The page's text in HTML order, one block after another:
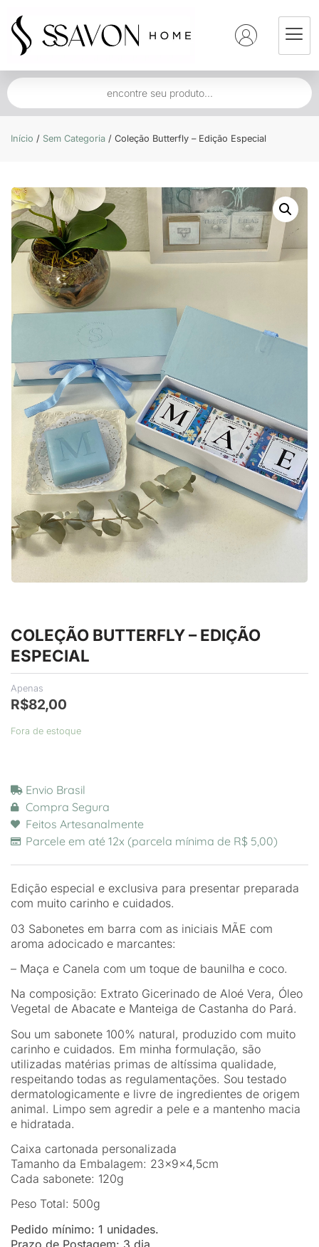
Início / Sem Categoria / Coleção Butterfly – Edição Especial
COLEÇÃO BUTTERFLY – EDIÇÃO
ESPECIAL
Apenas
R$82,00
Fora de estoque
Envio Brasil
Compra Segura
Feitos Artesanalmente
Parcele em até 12x (parcela mínima de R$ 5,00)
Edição especial e exclusiva para presentar preparada
com muito carinho e cuidados.
03 Sabonetes em barra com as iniciais MÃE com
aroma adocicado e marcantes:
– Maça e Canela com um toque de baunilha e coco.
Na composição: Extrato Gicerinado de Aloé Vera, Óleo
Vegetal de Abacate e Manteiga de Castanha do Pará.
Sou um sabonete 100% natural, produzido com muito
carinho e cuidados. Em minha formulação, são
utilizadas matérias primas de altíssima qualidade,
respeitando todas as regulamentações. Sou testado
dermatologicamente e livre de ingredientes de origem
animal. Limpo sem agredir a pele e a mantenho macia
e hidratada.
Caixa cartonada personalizada
Tamanho da Embalagem: 23x9x4,5cm
Cada sabonete: 120g
Peso Total: 500g
Pedido mínimo: 1 unidades.
Prazo de Postagem: 3 dia